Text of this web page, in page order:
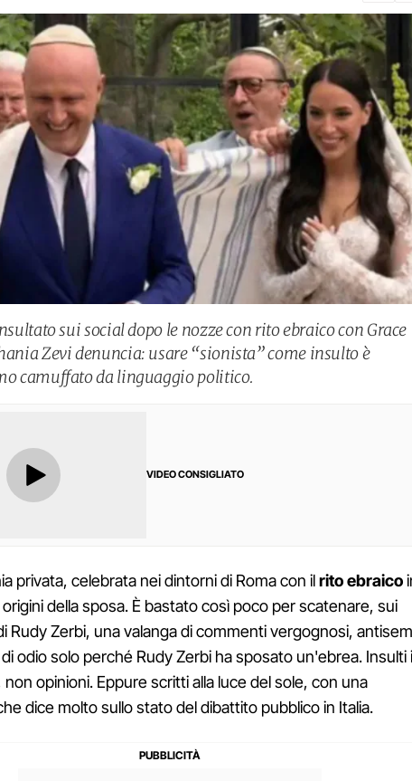
sui social dopo le nozze con rito ebraico con Grace
Zevi denuncia: usare “sionista” come insulto è
camuffato da linguaggio politico.
VIDEO CONSIGLIATO
privata, celebrata nei dintorni di Roma con ilritoebraico
della sposa. È bastato così poco per scatenare, sui
Rudy Zerbi, una valanga di commenti vergognosi,
odio solo perché Rudy Zerbi ha sposato un'ebrea. Insulti
non opinioni. Eppure scritti alla luce del sole, con una
dice molto sullo stato del dibattito pubblico in Italia.